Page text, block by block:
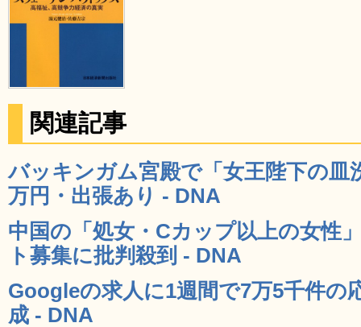
関連記事
バッキンガム宮殿で「女王陛下の皿
万円・出張あり - DNA
中国の「処女・Cカップ以上の女性
ト募集に批判殺到 - DNA
Googleの求人に1週間で7万5千件の
成 - DNA